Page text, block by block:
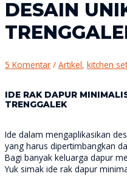
DESAIN
5 Komentar / Artikel, kitchen set
IDE RAK DAPUR
TRENGGALEK
Ide dalam mengaplikasikan
yang harus dipertimbangkan
Bagi banyak keluarga dapur
Yuk simak ide rak dapur